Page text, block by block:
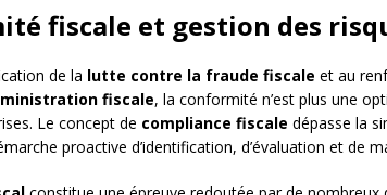
fiscale et gestion des
de la lutte contre la fraude fiscale et au
fiscale, la conformité n’est plus une
Le concept de compliance fiscale dépasse la
proactive d’identification, d’évaluation et de